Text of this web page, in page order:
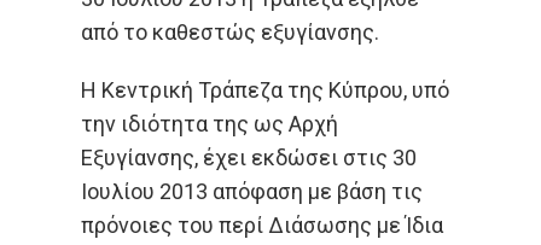
από το καθεστώς εξυγίανσης.
Η Κεντρική Τράπεζα της Κύπρου, υπό
την ιδιότητα της ως Αρχή
Εξυγίανσης, έχει εκδώσει στις 30
Ιουλίου 2013 απόφαση με βάση τις
πρόνοιες του περί Διάσωσης με Ίδια